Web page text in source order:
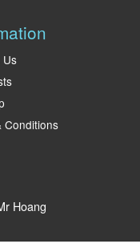
Us
Conditions
Hoang